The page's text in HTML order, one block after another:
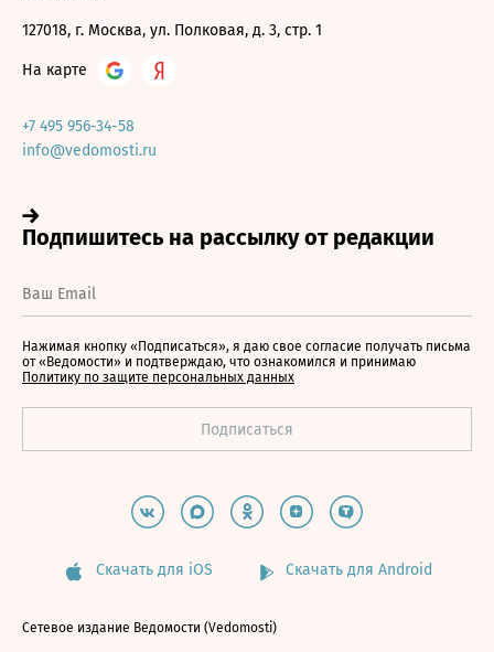
127018, г. Москва, ул. Полковая, д. 3, стр. 1
На карте
+7 495 956-34-58
info@vedomosti.ru
Нажимая кнопку «Подписаться», я даю свое согласие получать письма
от «Ведомости» и подтверждаю, что ознакомился и принимаю
Политику по защите персональных данных
Скачать для iOS Скачать для Android
Сетевое издание Ведомости (Vedomosti)